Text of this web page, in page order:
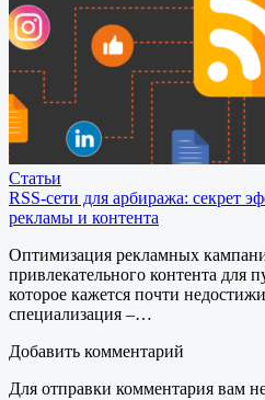
Статьи
RSS-сети для арбиража: секрет
рекламы и контента
Оптимизация рекламных
привлекательного контента для
которое кажется почти
специализация –…
Добавить комментарий
Для отправки комментария вам